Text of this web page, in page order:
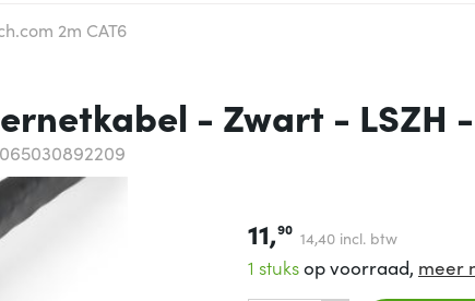
2m CAT6
- Zwart - LSZH
11,90 14,40 incl. btw
1 stuksop voorraad, meer